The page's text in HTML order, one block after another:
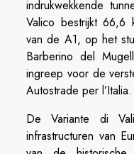
indrukwekkende
Valico bestrijkt 66,6
van de A1, op het
Barberino del
ingreep voor de
Autostrade per l’Italia.
De Variante di
infrastructuren van